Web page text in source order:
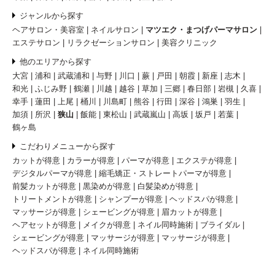
ジャンルから探す
ヘアサロン・美容室
ネイルサロン
マツエク・まつげパーマサロン
エステサロン
リラクゼーションサロン 美容クリニック
他のエリアから探す
大宮
浦和 武蔵浦和 与野 川口 蕨 戸田 朝霞 新座
志木
和光
ふじみ野 鶴瀬 川越 越谷 草加 三郷 春日部 岩槻
久喜
幸手
蓮田 上尾 桶川 川島町 熊谷 行田 深谷 鴻巣
羽生
加須
所沢 狭山 飯能 東松山 武蔵嵐山 高坂 坂戸
若葉
鶴ヶ島
こだわりメニューから探す
カットが得意
カラーが得意 パーマが得意
エクステが得意
デジタルパーマが得意
縮毛矯正・ストレートパーマが得意
前髪カットが得意
黒染めが得意
白髪染めが得意
トリートメントが得意
シャンプーが得意
ヘッドスパが得意
マッサージが得意
シェービングが得意
眉カットが得意
ヘアセットが得意
メイクが得意 ネイル同時施術
ブライダル
シェービングが得意
マッサージが得意
マッサージが得意
ヘッドスパが得意
ネイル同時施術